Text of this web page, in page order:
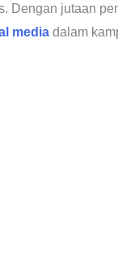
Dengan jutaan
media dalam